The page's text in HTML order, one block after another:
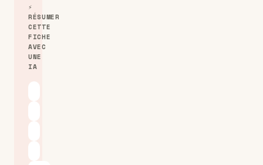
⚡
RÉSUMER
CETTE
FICHE
AVEC
UNE
IA
ChatGPT
Claude
Perplexity
Le Chat